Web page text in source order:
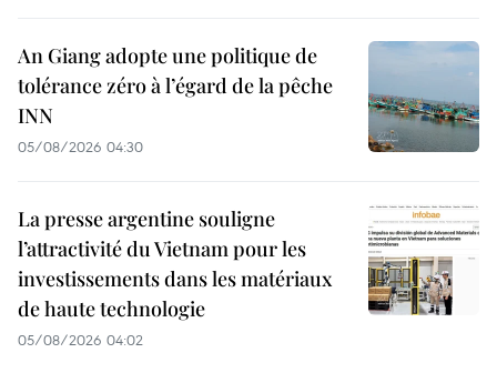
An Giang adopte une politique de
tolérance zéro à l’égard de la pêche
INN
05/08/2026 04:30
La presse argentine souligne
l’attractivité du Vietnam pour les
investissements dans les matériaux
de haute technologie
05/08/2026 04:02